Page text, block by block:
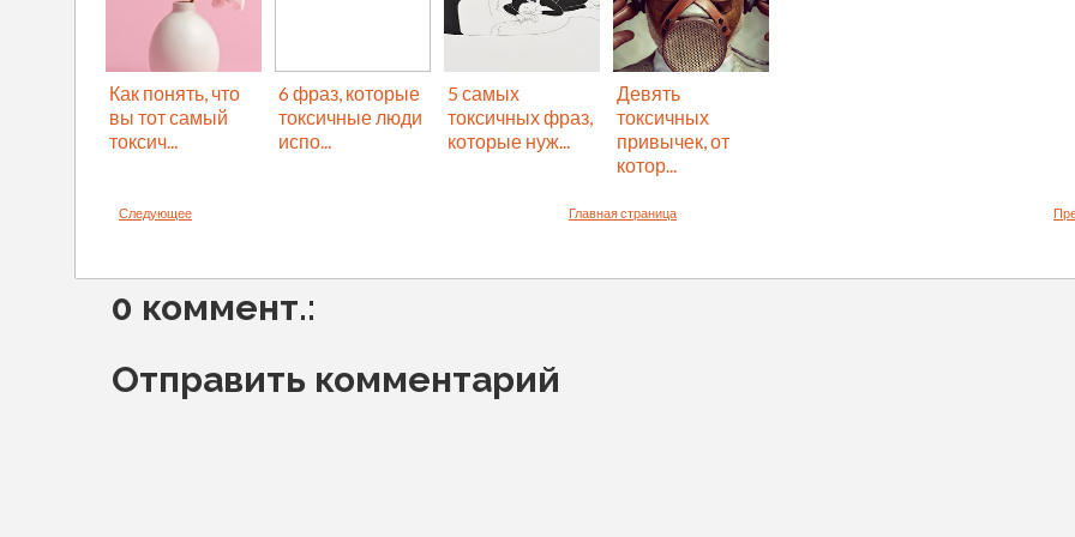
Как понять, что
вы тот самый
токсич...
6 фраз, которые
токсичные люди
испо...
5 самых
токсичных фраз,
которые нуж...
Девять
токсичных
привычек, от
котор...
Следующее Главная страница
0 коммент.:
Отправить комментарий